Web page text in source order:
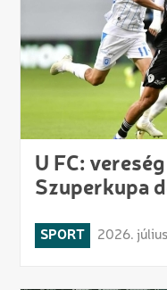
U FC:
Szuperkupa
SPORT 2026. július